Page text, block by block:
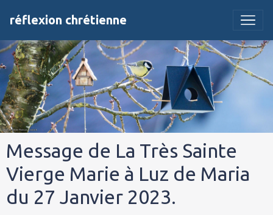
réflexion chrétienne
Message de La Très Sainte
Vierge Marie à Luz de Maria
du 27 Janvier 2023.